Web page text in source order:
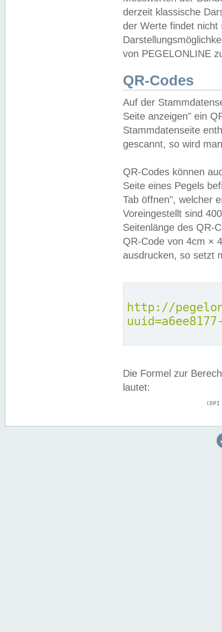
derzeit klassische
der Werte findet
von PEGELONLINE
QR-Codes
Auf der
Seite anzeigen" ein
Stammdatenseite
gescannt, so wird
QR-Codes können
Seite eines Pegels
Tab öffnen", welcher
Voreingestellt sind
Seitenlänge des QR-
QR-Code von 4cm ×
ausdrucken, so setzt
http://
Die Formel zur
lautet: